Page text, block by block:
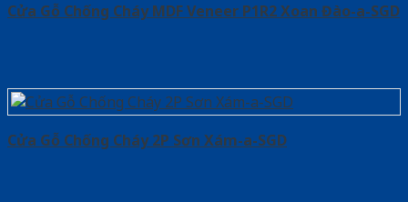
Cửa Gỗ Chống Cháy MDF Veneer P1R2 Xoan Đào-a-SGD
Cửa Gỗ Chống Cháy 2P Sơn Xám-a-SGD